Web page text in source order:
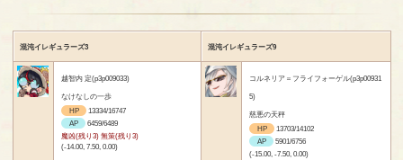
混沌イレギュラーズ3 混沌イレギュラーズ9
越智内 定(p3p009033)
なけなしの一歩
HP
13334/16747
AP
6459/6489
魔凶(残り3) 無策(残り3)
(-14.00, 7.50, 0.00)
コルネリア＝フライフォーゲル(p3p00931
5)
慈悪の天秤
HP
13703/14102
AP
5901/6756
(-15.00, -7.50, 0.00)